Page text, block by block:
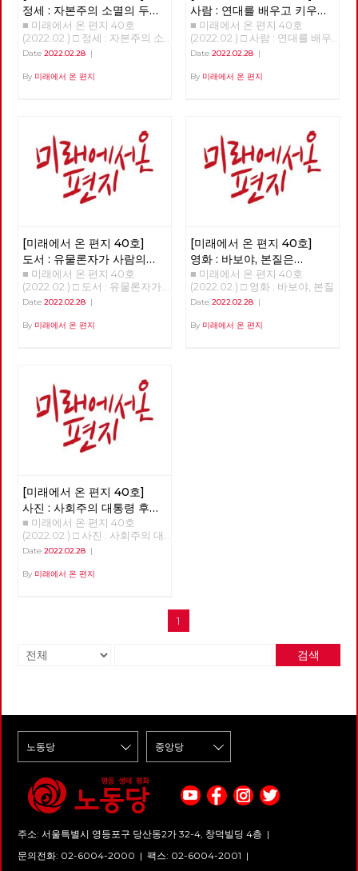
정세 : 자본주의 소멸의 두
가지 요인
■ 미래에서 온 편지 40호
(2022.02.) □ 정세 : 자본주의 소
멸의 두 가지 요인 - 30년 만에
>>>>>> 업로드 준비중 <<<<<<
Date 2022.02.28 |
By 미래에서 온 편지
사람 : 연대를 배우고 키우는
해고노동자, 방영환
■ 미래에서 온 편지 40호
(2022.02.) □ 사람 : 연대를 배우
고 키우는 해고노동자, 방영환
Date 2022.02.28|
By 미래에서 온 편지
[미래에서 온 편지 40호]
도서 : 유물론자가 사람의
마음을 이해해야 하는 이유
■ 미래에서 온 편지 40호
(2022.02.) □ 도서 : 유물론자가
사람의 마음을 이해해야 하는 이
<<<<<<
Date 2022.02.28 |
By 미래에서 온 편지
[미래에서 온 편지 40호]
영화 : 바보야, 본질은
'사랑'이야! - 매트릭스 :
리저렉션
■ 미래에서 온 편지 40호
(2022.02.) □ 영화 : 바보야, 본질
은 '사랑'이야! - 매트릭스 : 리저
<<<<<<
Date 2022.02.28|
By 미래에서 온 편지
[미래에서 온 편지 40호]
사진 : 사회주의 대통령 후보
경선의 기록
■ 미래에서 온 편지 40호
(2022.02.) □ 사진 : 사회주의 대
통령 후보 경선의 기록 >>>>>>
Date 2022.02.28 |
By 미래에서 온 편지
1
검색
주소: 서울특별시 영등포구 당산동2가 32-4, 창덕빌딩 4층 |
문의전화: 02-6004-2000 | 팩스: 02-6004-2001 |